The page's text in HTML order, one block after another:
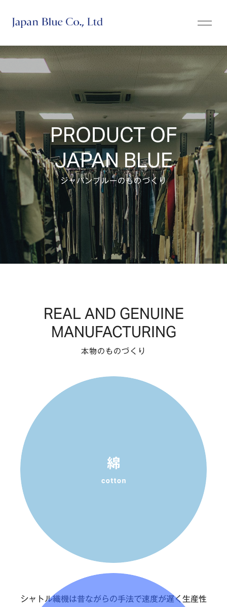
PRODUCT OF
JAPAN BLUE
ジャパンブルーのものづくり
REAL AND GENUINE
MANUFACTURING
本物のものづくり
シャトル織機は昔ながらの手法で速度が遅く生産性